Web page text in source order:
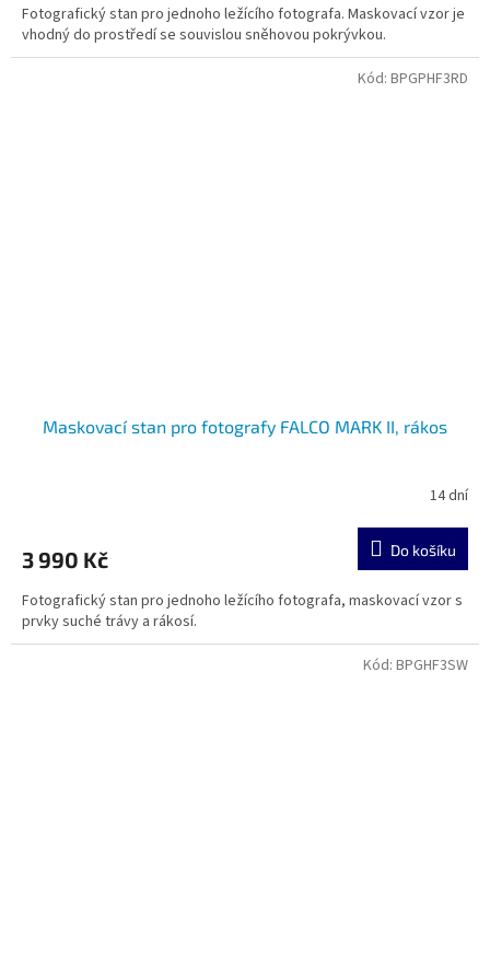
Fotografický stan pro jednoho ležícího fotografa. Maskovací vzor je
vhodný do prostředí se souvislou sněhovou pokrývkou.
Maskovací stan pro fotografy FALCO MARK II, rákos
14 dní
3 990 Kč Do košíku
Fotografický stan pro jednoho ležícího fotografa, maskovací vzor s
prvky suché trávy a rákosí.
Kód: BPGPHF3RD
Kód: BPGHF3SW